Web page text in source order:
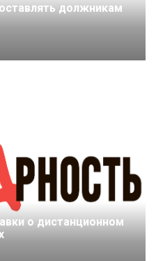
должникам
о дистанционном